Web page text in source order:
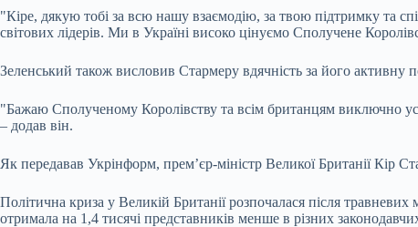
"Кіре, дякую тобі за всю нашу взаємодію, за твою підтримку та
світових лідерів. Ми в Україні високо цінуємо Сполучене
Зеленський також висловив Стармеру вдячність за його активну
"Бажаю Сполученому Королівству та всім британцям виключно
– додав він.
Як передавав Укрінформ, прем’єр-міністр Великої Британії Кір
Політична криза у Великій Британії розпочалася після
отримала на 1,4 тисячі представників менше в різних